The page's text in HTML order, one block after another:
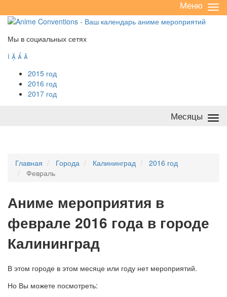
/
Меню
Мы в социальных сетях
   
2015 год
2016 год
2017 год
Месяцы
Главная Города Калининград
2016 год
Февраль
Аниме мероприятия в
феврале 2016 года в городе
Калининград
В этом городе в этом месяце или году нет мероприятий.
Но Вы можете посмотреть: